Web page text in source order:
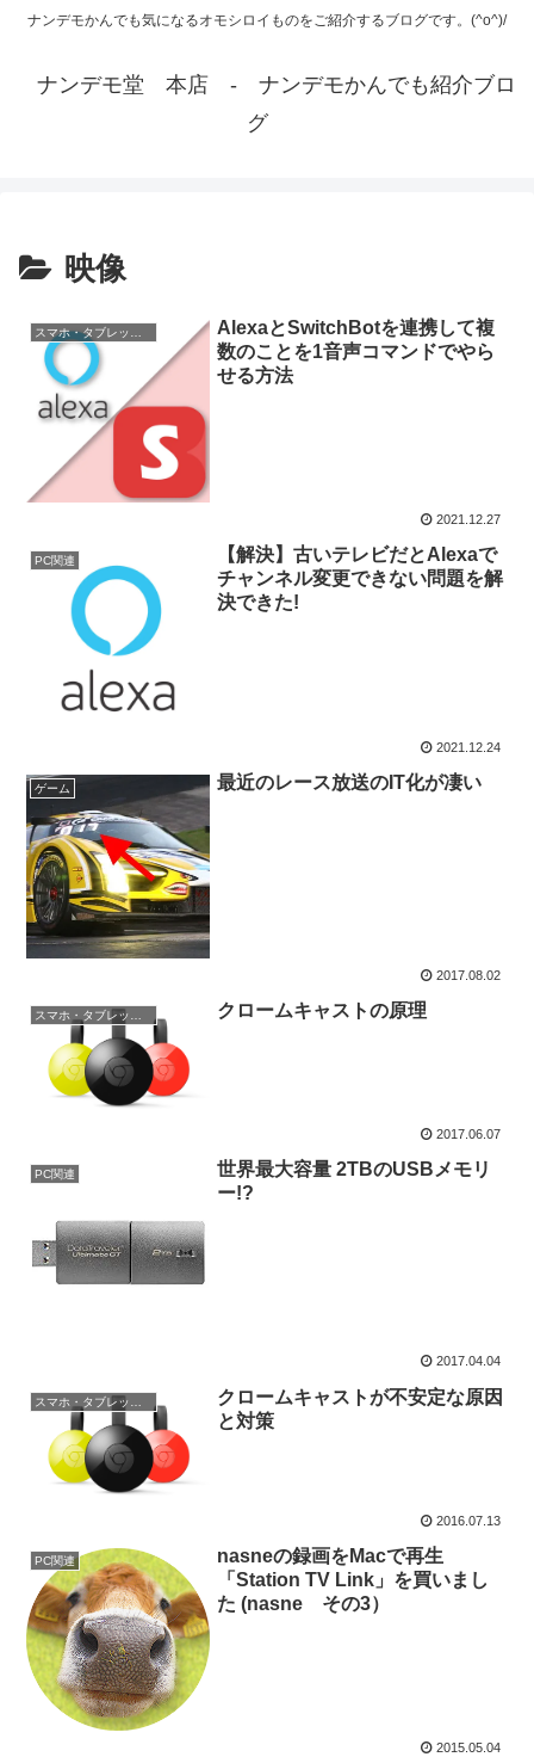
ナンデモかんでも気になるオモシロイものをご紹介するブログです。(^o^)/
ナンデモ堂 本店 - ナンデモかんでも紹介ブロ
グ
映像
AlexaとSwitchBotを連携して複
数のことを1音声コマンドでやら
せる方法
2021.12.27
PC関連
【解決】古いテレビだとAlexaで
チャンネル変更できない問題を解
決できた!
2021.12.24
ゲーム 最近のレース放送のIT化が凄い
2017.08.02
スマホ・タブレット関連 クロームキャストの原理
2017.06.07
PC関連
世界最大容量 2TBのUSBメモリ
ー!?
2017.04.04
スマホ・タブレット関連
クロームキャストが不安定な原因
と対策
2016.07.13
PC関連
nasneの録画をMacで再生
「Station TV Link」を買いまし
た (nasne その3）
2015.05.04